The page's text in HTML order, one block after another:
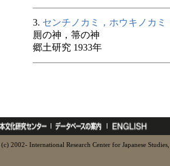
3. センチノカミ，ホウキノカミ
厠の神，箒の神
郷土研究 1933年
2002- International Research Center for Japanese